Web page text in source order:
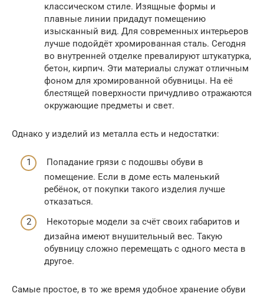
классическом стиле. Изящные формы и
плавные линии придадут помещению
изысканный вид. Для современных интерьеров
лучше подойдёт хромированная сталь. Сегодня
во внутренней отделке превалируют штукатурка,
бетон, кирпич. Эти материалы служат отличным
фоном для хромированной обувницы. На её
блестящей поверхности причудливо отражаются
окружающие предметы и свет.
Однако у изделий из металла есть и недостатки:
Попадание грязи с подошвы обуви в
помещение. Если в доме есть маленький
ребёнок, от покупки такого изделия лучше
отказаться.
Некоторые модели за счёт своих габаритов и
дизайна имеют внушительный вес. Такую
обувницу сложно перемещать с одного места в
другое.
Самые простое, в то же время удобное хранение обуви